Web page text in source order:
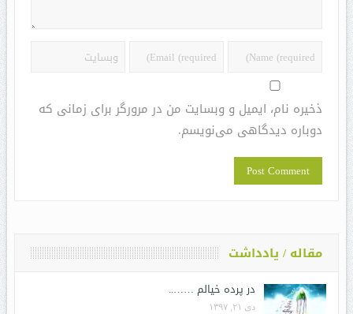
ذخیره نام، ایمیل و وبسایت من در مرورگر برای زمانی که
دوباره دیدگاهی می‌نویسم.
مقاله / یادداشت
در پرده خیالم ……..
دی ۲۱, ۱۳۹۷